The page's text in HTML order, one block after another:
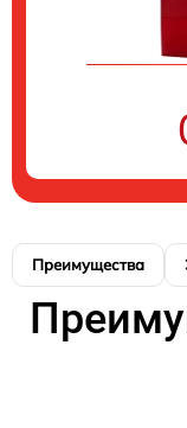
Преимущества